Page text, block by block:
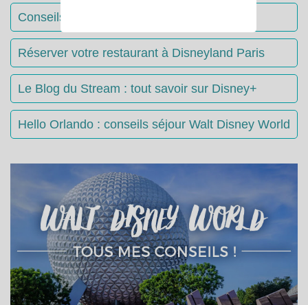
Conseils & Astuces Disneyland Paris
Réserver votre restaurant à Disneyland Paris
Le Blog du Stream : tout savoir sur Disney+
Hello Orlando : conseils séjour Walt Disney World